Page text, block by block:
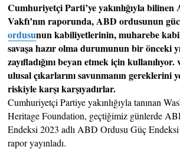
Cumhuriyetçi Parti’ye yakınlığıyla
Vakfı’nın raporunda, ABD ordusunun
ordusunun kabiliyetlerinin, muharebe
savaşa hazır olma durumunun bir önceki
zayıfladığını beyan etmek için kullanılıyor.
ulusal çıkarlarını savunmanın gereklerini
riskiyle karşı karşıyadırlar.
Cumhuriyetçi Partiye yakınlığıyla tanınan
Heritage Foundation, geçtiğimiz günlerde
Endeksi 2023 adlı ABD Ordusu Güç Endeksi
rapor yayınladı.